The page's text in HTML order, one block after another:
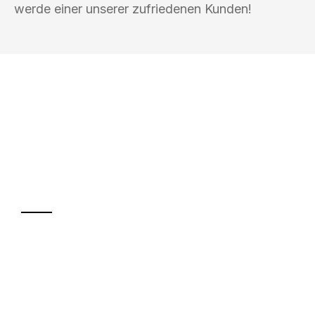
werde einer unserer zufriedenen Kunden!